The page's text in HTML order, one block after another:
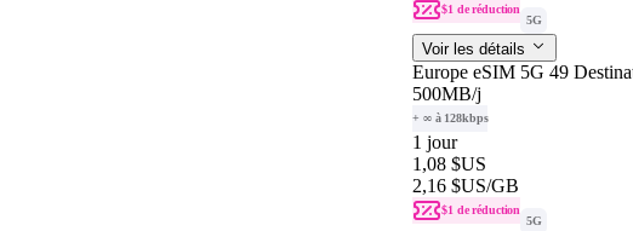
$1 de réduction
5G
Voir les détails
Europe eSIM 5G 49
500MB/j
+ ∞ à 128kbps
1 jour
1,08 $US
2,16 $US/GB
$1 de réduction
5G